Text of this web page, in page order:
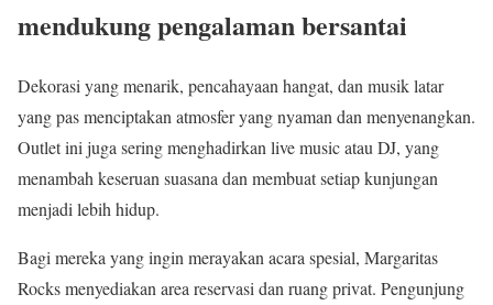
mendukung pengalaman bersantai
Dekorasi yang menarik, pencahayaan hangat, dan musik latar
yang pas menciptakan atmosfer yang nyaman dan menyenangkan.
Outlet ini juga sering menghadirkan live music atau DJ, yang
menambah keseruan suasana dan membuat setiap kunjungan
menjadi lebih hidup.
Bagi mereka yang ingin merayakan acara spesial, Margaritas
Rocks menyediakan area reservasi dan ruang privat. Pengunjung